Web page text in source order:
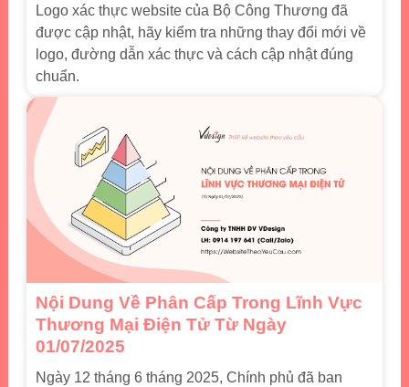
Logo xác thực website của Bộ Công Thương đã
được cập nhật, hãy kiểm tra những thay đổi mới về
logo, đường dẫn xác thực và cách cập nhật đúng
chuẩn.
Nội Dung Về Phân Cấp Trong Lĩnh Vực
Thương Mại Điện Tử Từ Ngày
01/07/2025
Ngày 12 tháng 6 tháng 2025, Chính phủ đã ban